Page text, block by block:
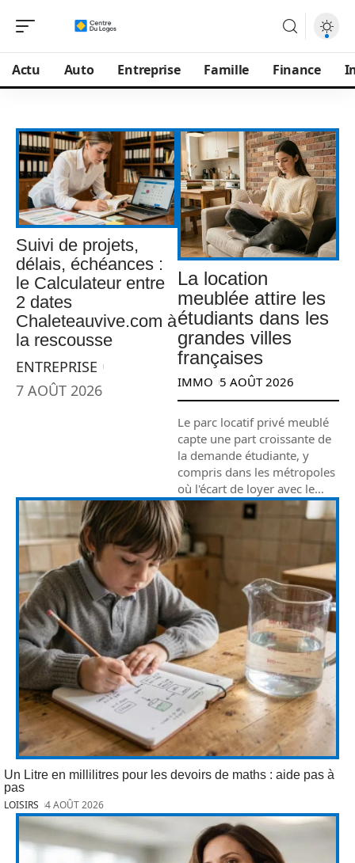
Actu Auto Entreprise Famille Finance
Suivi de projets,
délais, échéances :
le Calculateur entre
2 dates
Chaleteauvive.com à
la rescousse
ENTREPRISE
7 AOÛT 2026
La location
meublée attire les
étudiants dans les
grandes villes
françaises
IMMO 5 AOÛT 2026
Le parc locatif privé meublé
capte une part croissante de
la demande étudiante, y
compris dans les métropoles
où l'écart de loyer avec le…
Un Litre en millilitres pour les devoirs de maths : aide pas à
pas
LOISIRS 4 AOÛT 2026